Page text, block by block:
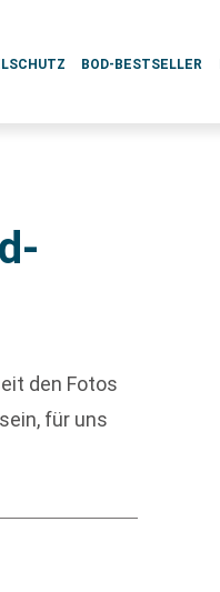
BOD-BESTSELLER
den Fotos
für uns